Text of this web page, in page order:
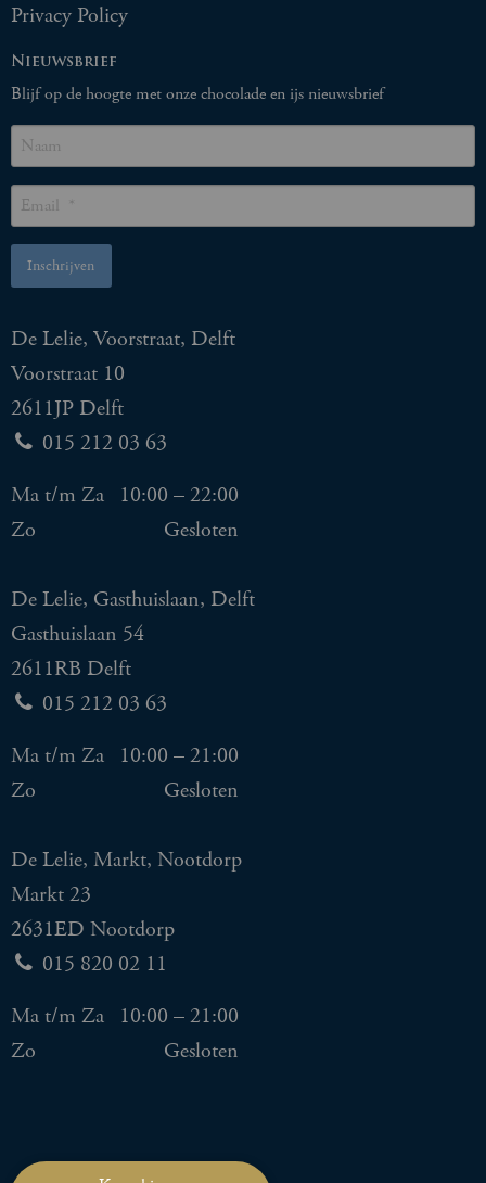
Privacy Policy
Nieuwsbrief
Blijf op de hoogte met onze chocolade en ijs nieuwsbrief
De Lelie, Voorstraat, Delft
Voorstraat 10
2611JP Delft
015 212 03 63
Ma t/m Za
10:00 – 22:00
Zo
Gesloten
De Lelie, Gasthuislaan, Delft
Gasthuislaan 54
2611RB Delft
015 212 03 63
Ma t/m Za
10:00 – 21:00
Zo
Gesloten
De Lelie, Markt, Nootdorp
Markt 23
2631ED Nootdorp
015 820 02 11
Ma t/m Za
10:00 – 21:00
Zo
Gesloten